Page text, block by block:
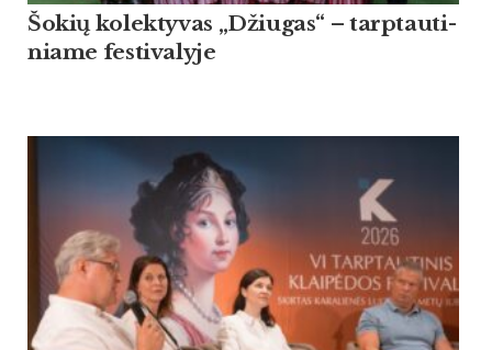
Šo­kių ko­lek­ty­vas „Džiu­gas“ – tarp­tau­ti­
nia­me fes­ti­va­ly­je